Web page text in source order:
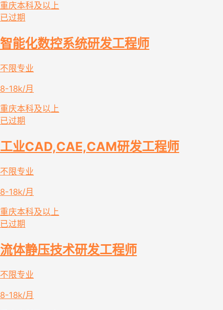
重庆本科及以上
已过期
智能化数控系统研发工程师
不限专业
8-18k/月
重庆本科及以上
已过期
工业CAD,CAE,CAM研发工程师
不限专业
8-18k/月
重庆本科及以上
已过期
流体静压技术研发工程师
不限专业
8-18k/月